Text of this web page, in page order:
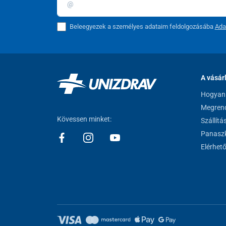
Beleegyezek a személyes adataim feldolgozásába
Kövessen minket:
A